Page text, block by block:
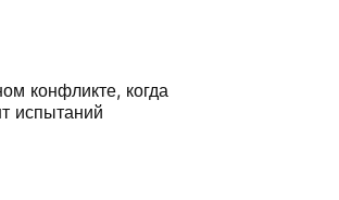
конфликте, когда
испытаний